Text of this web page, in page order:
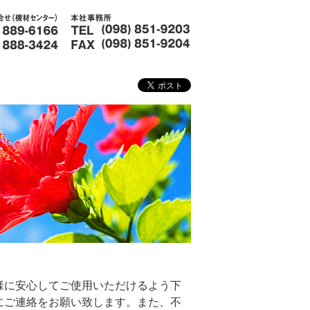
安心してご使用いただけるよう下
連絡をお願い致します。また、不